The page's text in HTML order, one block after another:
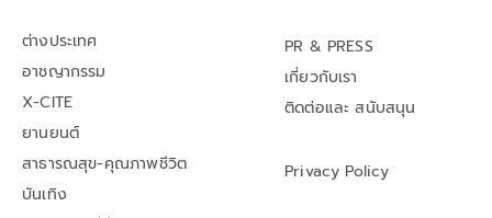
ต่างประเทศ
อาชญากรรม
X-CITE
ยานยนต์
สาธารณสุข-คุณภาพชีวิต
บันเทิง
PR & PRESS
เกี่ยวกับเรา
ติดต่อและ สนับสนุน
Privacy Policy